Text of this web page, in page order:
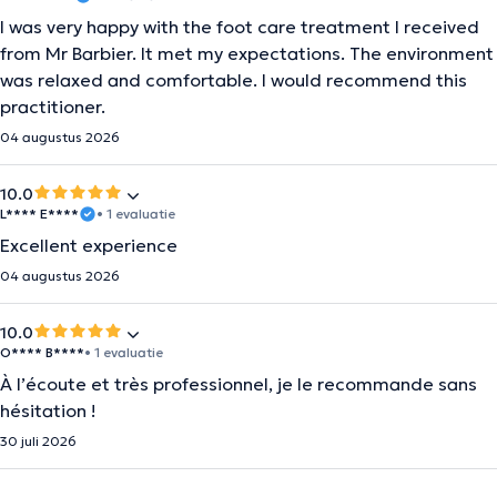
I was very happy with the foot care treatment I received
from Mr Barbier. It met my expectations. The environment
was relaxed and comfortable. I would recommend this
practitioner.
04 augustus 2026
10.0
L**** E**** • 1 evaluatie
Excellent experience
04 augustus 2026
10.0
O**** B****• 1 evaluatie
À l’écoute et très professionnel, je le recommande sans
hésitation !
30 juli 2026